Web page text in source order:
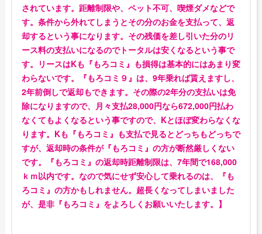
されています。距離制限や、ペット不可、喫煙ダメなどで
す。条件から外れてしまうとその分のお金を支払って、返
却するという事になります。その残価を差し引いた分のリ
ース料の支払いになるのでトータルは安くなるという事で
す。リースはKも『もろコミ』も損得は基本的にはあまり変
わらないです。『もろコミ９』は、9年乗れば貰えますし、
2年前倒しで返却もできます。その際の2年分の支払いは免
除になりますので、月々支払28,000円なら672,000円払わ
なくてもよくなるという事ですので、Kとほぼ変わらなくな
ります。Kも『もろコミ』も支払で見るとどっちもどっちで
すが、返却時の条件が『もろコミ』の方が断然厳しくない
です。『もろコミ』の返却時距離制限は、7年間で168,000
ｋｍ以内です。なので気にせず安心して乗れるのは、『も
ろコミ』の方かもしれません。超長くなってしまいました
が、是非『もろコミ』をよろしくお願いいたします。】